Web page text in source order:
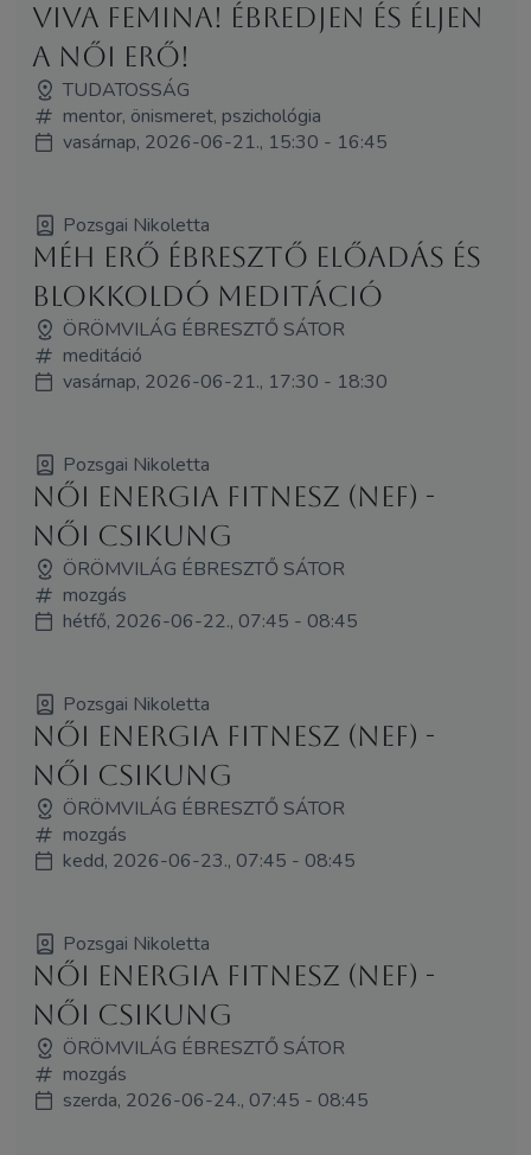
Viva Femina! Ébredjen és éljen
a női erő!
TUDATOSSÁG
mentor, önismeret, pszichológia
vasárnap, 2026-06-21., 15:30 - 16:45
Pozsgai Nikoletta
Méh Erő Ébresztő Előadás és
Blokkoldó Meditáció
ÖRÖMVILÁG ÉBRESZTŐ SÁTOR
meditáció
vasárnap, 2026-06-21., 17:30 - 18:30
Pozsgai Nikoletta
Női Energia Fitnesz (NEF) -
Női Csikung
ÖRÖMVILÁG ÉBRESZTŐ SÁTOR
mozgás
hétfő, 2026-06-22., 07:45 - 08:45
Pozsgai Nikoletta
Női Energia Fitnesz (NEF) -
Női Csikung
ÖRÖMVILÁG ÉBRESZTŐ SÁTOR
mozgás
kedd, 2026-06-23., 07:45 - 08:45
Pozsgai Nikoletta
Női Energia Fitnesz (NEF) -
Női Csikung
ÖRÖMVILÁG ÉBRESZTŐ SÁTOR
mozgás
szerda, 2026-06-24., 07:45 - 08:45